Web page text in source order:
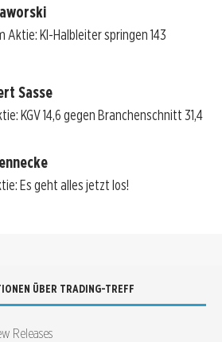
Aktie: KI-Halbleiter springen 143
Sasse
KGV 14,6 gegen Branchenschnitt 31,4
Es geht alles jetzt los!
ÜBER TRADING-TREFF
Releases